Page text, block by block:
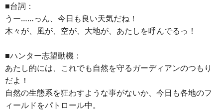
■台詞：
うー……っん、今日も良い天気だね！
木々が、風が、空が、大地が、あたしを呼んでるっ！
■ハンター志望動機：
あたし的には、これでも自然を守るガーディアンのつもり
だよ！
自然の生態系を狂わすような事がないか、今日も各地のフ
ィールドをパトロール中。